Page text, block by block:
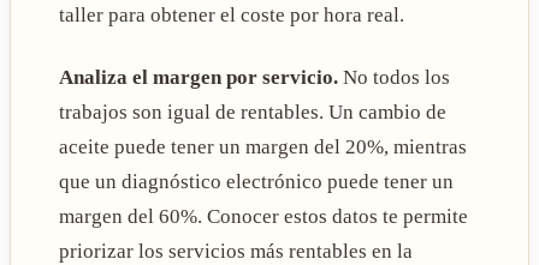
taller para obtener el coste por hora real.
Analiza el margen por servicio. No todos los
trabajos son igual de rentables. Un cambio de
aceite puede tener un margen del 20%, mientras
que un diagnóstico electrónico puede tener un
margen del 60%. Conocer estos datos te permite
priorizar los servicios más rentables en la